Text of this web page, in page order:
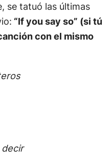
se tatuó las últimas
“If you say so” (si tú
con el mismo
decir